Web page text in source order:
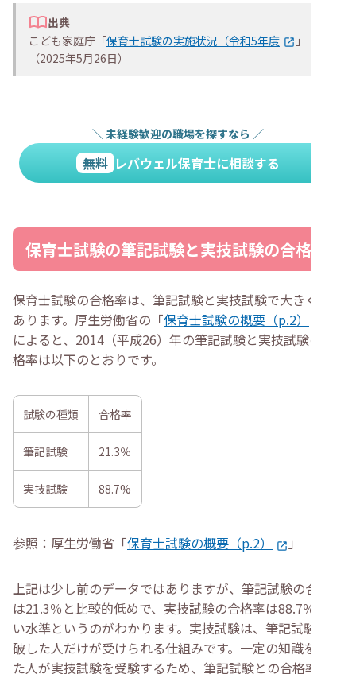
出典
こども家庭庁「保育士試験の実施状況（令和5年度
」
（2025年5月26日）
＼ 未経験歓迎の職場を探すなら ／
無料 レバウェル保育士に相談する
保育士試験の筆記試験と実技試験の合格率
保育士試験の合格率は、筆記試験と実技試験で大きく差が
あります。厚生労働省の「保育士試験の概要（p.2）
によると、2014（平成26）年の筆記試験と実技試験の合
格率は以下のとおりです。
試験の種類 合格率
筆記試験 21.3％
実技試験 88.7%
参照：厚生労働省「保育士試験の概要（p.2） 」
上記は少し前のデータではありますが、筆記試験の合格率
は21.3％と比較的低めで、実技試験の合格率は88.7％と高
い水準というのがわかります。実技試験は、筆記試験を突
破した人だけが受けられる仕組みです。一定の知識を持っ
た人が実技試験を受験するため、筆記試験との合格率に差